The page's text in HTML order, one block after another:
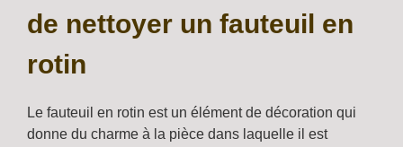
de nettoyer un fauteuil en
rotin
Le fauteuil en rotin est un élément de décoration qui
donne du charme à la pièce dans laquelle il est